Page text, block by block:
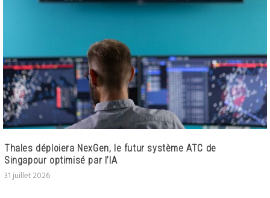
Thales déploiera NexGen, le futur système ATC de
Singapour optimisé par l’IA
31 juillet 2026